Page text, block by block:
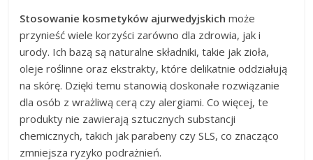
Stosowanie kosmetyków ajurwedyjskich może
przynieść wiele korzyści zarówno dla zdrowia, jak i
urody. Ich bazą są naturalne składniki, takie jak zioła,
oleje roślinne oraz ekstrakty, które delikatnie oddziałują
na skórę. Dzięki temu stanowią doskonałe rozwiązanie
dla osób z wrażliwą cerą czy alergiami. Co więcej, te
produkty nie zawierają sztucznych substancji
chemicznych, takich jak parabeny czy SLS, co znacząco
zmniejsza ryzyko podrażnień.